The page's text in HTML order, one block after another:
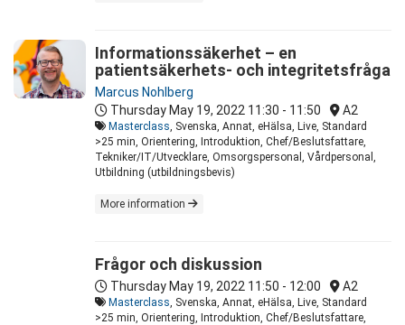
Informationssäkerhet – en
patientsäkerhets- och integritetsfråga
Marcus Nohlberg
Thursday May 19, 2022 11:30 - 11:50 A2
Masterclass, Svenska, Annat, eHälsa, Live, Standard
>25 min, Orientering, Introduktion, Chef/Beslutsfattare,
Tekniker/IT/Utvecklare, Omsorgspersonal, Vårdpersonal,
Utbildning (utbildningsbevis)
More information
Frågor och diskussion
Thursday May 19, 2022 11:50 - 12:00 A2
Masterclass, Svenska, Annat, eHälsa, Live, Standard
>25 min, Orientering, Introduktion, Chef/Beslutsfattare,